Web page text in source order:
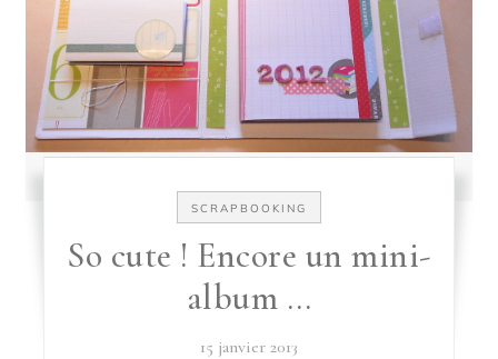
SCRAPBOOKING
So cute ! Encore un mini-
album …
15 janvier 2013